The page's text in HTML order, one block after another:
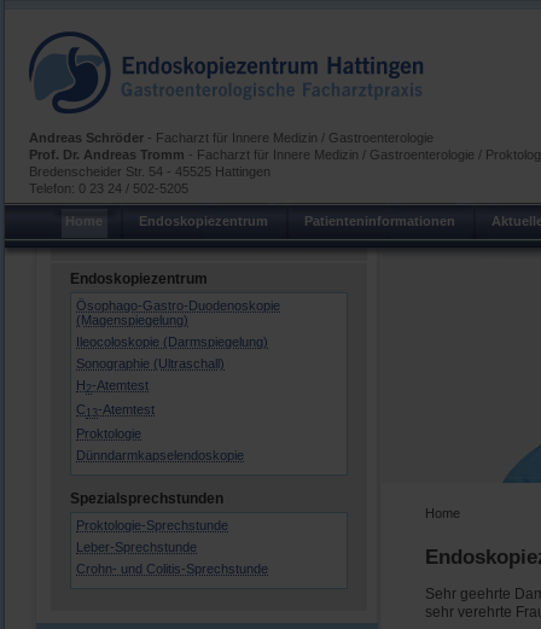
Andreas Schröder - Facharzt für Innere Medizin / Gastroenterologie
Prof. Dr. Andreas Tromm - Facharzt für Innere Medizin / Gastroenterologie /
Bredenscheider Str. 54 - 45525 Hattingen
Telefon: 0 23 24 / 502-5205
Home Endoskopiezentrum Patienteninformationen
Endoskopiezentrum
Ösophago-Gastro-Duodenoskopie
(Magenspiegelung)
Ileocoloskopie (Darmspiegelung)
Sonographie (Ultraschall)
H2-Atemtest
C 13-Atemtest
Proktologie
Dünndarmkapselendoskopie
Spezialsprechstunden
Proktologie-Sprechstunde
Leber-Sprechstunde
Crohn- und Colitis-Sprechstunde
Home
Sehr geehrte
sehr verehrte